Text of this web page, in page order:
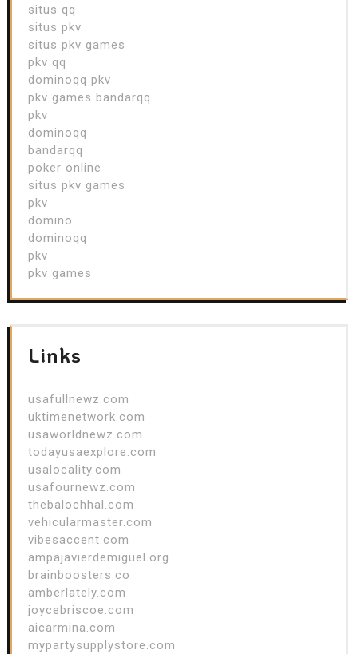
situs qq
situs pkv
situs pkv games
pkv qq
dominoqq pkv
pkv games bandarqq
pkv
dominoqq
bandarqq
poker online
situs pkv games
pkv
domino
dominoqq
pkv
pkv games
Links
usafullnewz.com
uktimenetwork.com
usaworldnewz.com
todayusaexplore.com
usalocality.com
usafournewz.com
thebalochhal.com
vehicularmaster.com
vibesaccent.com
ampajavierdemiguel.org
brainboosters.co
amberlately.com
joycebriscoe.com
aicarmina.com
mypartysupplystore.com